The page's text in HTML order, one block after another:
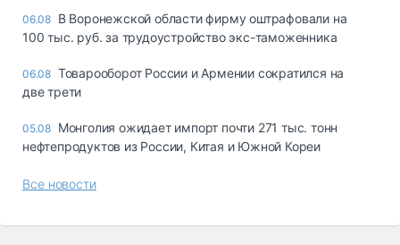
06.08 В Воронежской области фирму оштрафовали на
100 тыс. руб. за трудоустройство экс-таможенника
06.08 Товарооборот России и Армении сократился на
две трети
05.08 Монголия ожидает импорт почти 271 тыс. тонн
нефтепродуктов из России, Китая и Южной Кореи
Все новости